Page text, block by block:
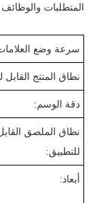
المتطلبات
سرعة وضع
نطاق المنتج القابل
دقة الوسم:
نطاق الملصق
للتطبيق:
أبعاد: